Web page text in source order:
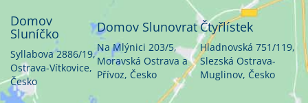
Domov
Sluníčko
Syllabova 2886/19,
Ostrava-Vítkovice,
Česko
Domov Slunovrat
Na Mlýnici 203/5,
Moravská Ostrava a
Přívoz, Česko
Čtyřlístek
Hladnovská 751/119,
Slezská Ostrava-
Muglinov, Česko